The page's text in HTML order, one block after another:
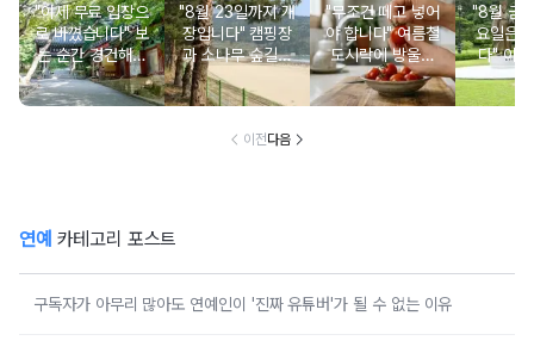
"이제 무료 입장으
로 바꼈습니다" 보
는 순간 경건해지
고 마음이 편안해
지는 사찰 여행지
"8월 23일까지 개
장입니다" 캠핑장
과 소나무 숲길이
붙어있는 조용한
남해 해수욕장
"무조건 떼고 넣어
야 합니다" 여름철
도시락에 방울토
마토 꼭지 그대로
넣으면 생기는 일
"8월 금
요일은
다" 이
무료로
한 의미
이전다음
연예 카테고리 포스트
구독자가 아무리 많아도 연예인이 '진짜 유튜버'가 될 수 없는 이유